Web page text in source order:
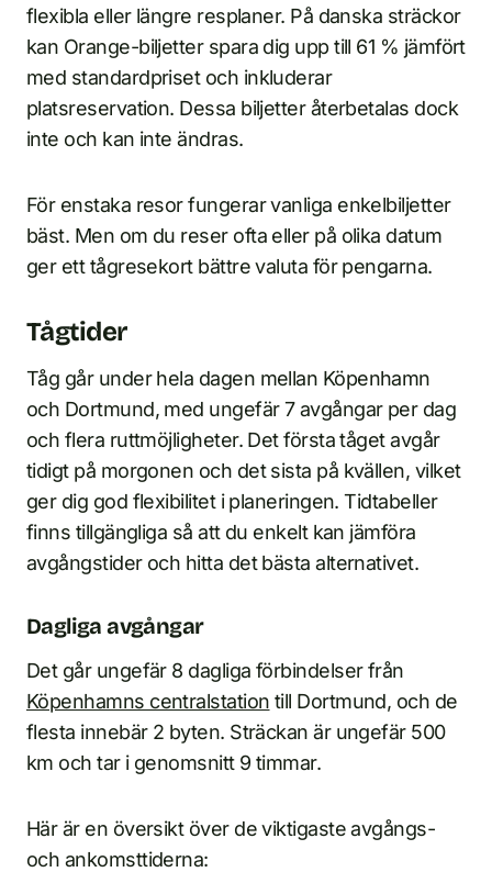
flexibla eller längre resplaner. På danska sträckor
kan Orange-biljetter spara dig upp till 61 % jämfört
med standardpriset och inkluderar
platsreservation. Dessa biljetter återbetalas dock
inte och kan inte ändras.
För enstaka resor fungerar vanliga enkelbiljetter
bäst. Men om du reser ofta eller på olika datum
ger ett tågresekort bättre valuta för pengarna.
Tågtider
Tåg går under hela dagen mellan Köpenhamn
och Dortmund, med ungefär 7 avgångar per dag
och flera ruttmöjligheter. Det första tåget avgår
tidigt på morgonen och det sista på kvällen, vilket
ger dig god flexibilitet i planeringen. Tidtabeller
finns tillgängliga så att du enkelt kan jämföra
avgångstider och hitta det bästa alternativet.
Dagliga avgångar
Det går ungefär 8 dagliga förbindelser från
Köpenhamns centralstation till Dortmund, och de
flesta innebär 2 byten. Sträckan är ungefär 500
km och tar i genomsnitt 9 timmar.
Här är en översikt över de viktigaste avgångs-
och ankomsttiderna: